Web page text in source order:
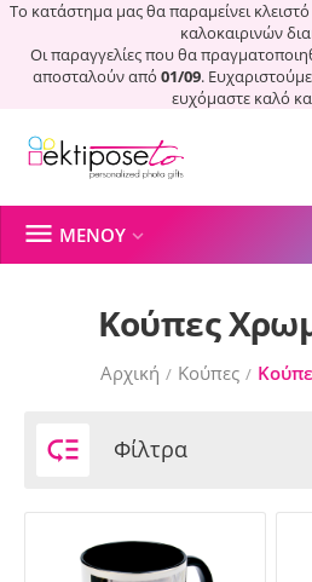
Το κατάστημα μας θα παραμείνει
καλοκαιρινών
Οι παραγγελίες που θα
αποσταλούν από 01/09.
ευχόμαστε καλό
 ΜΕΝΟΎ 
Κούπες
Αρχική / Κούπες /
 Φίλτρα